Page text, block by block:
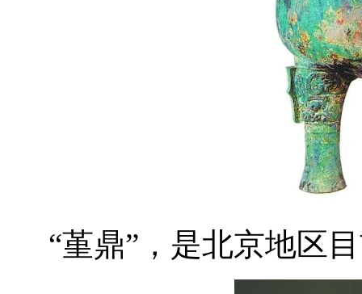
“堇鼎”，是北京地区